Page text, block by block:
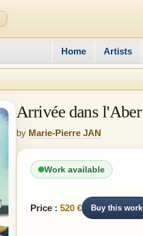
Home Artists
Arrivée dans l'Aber
by Marie-Pierre JAN
Work available
Price : 520 € Buy this work